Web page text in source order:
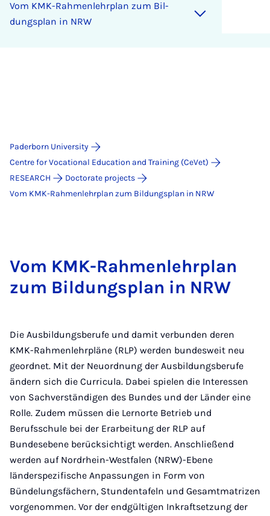
Vom KMK-Rah­men­lehr­plan zum Bil­
dungs­plan in NRW
Paderborn University
Centre for Vocational Education and Training (CeVet)
RESEARCH
Doctorate projects
Vom KMK-Rahmenlehrplan zum Bildungsplan in NRW
Vom KMK-Rah­men­lehr­plan
zum Bil­dungs­plan in NRW
Die Ausbildungsberufe und damit verbunden deren
KMK-Rahmenlehrpläne (RLP) werden bundesweit neu
geordnet. Mit der Neuordnung der Ausbildungsberufe
ändern sich die Curricula. Dabei spielen die Interessen
von Sachverständigen des Bundes und der Länder eine
Rolle. Zudem müssen die Lernorte Betrieb und
Berufsschule bei der Erarbeitung der RLP auf
Bundesebene berücksichtigt werden. Anschließend
werden auf Nordrhein-Westfalen (NRW)-Ebene
länderspezifische Anpassungen in Form von
Bündelungsfächern, Stundentafeln und Gesamtmatrizen
vorgenommen. Vor der endgültigen Inkraftsetzung der